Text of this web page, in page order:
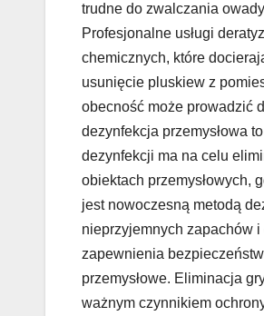
trudne do zwalczania
Profesjonalne usługi
chemicznych, które
usunięcie pluskiew z
obecność może prowadzić
dezynfekcja przemysłowa
dezynfekcji ma na celu
obiektach przemysłowych,
jest nowoczesną metodą
nieprzyjemnych zapachów
zapewnienia
przemysłowe. Eliminacja
ważnym czynnikiem